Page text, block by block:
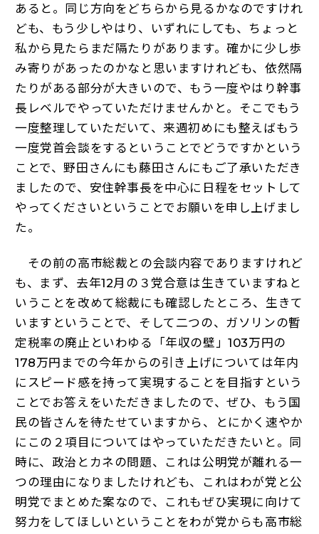
あると。同じ方向をどちらから見るかなのですけれ
ども、もう少しやはり、いずれにしても、ちょっと
私から見たらまだ隔たりがあります。確かに少し歩
み寄りがあったのかなと思いますけれども、依然隔
たりがある部分が大きいので、もう一度やはり幹事
長レベルでやっていただけませんかと。そこでもう
一度整理していただいて、来週初めにも整えばもう
一度党首会談をするということでどうですかという
ことで、野田さんにも藤田さんにもご了承いただき
ましたので、安住幹事長を中心に日程をセットして
やってくださいということでお願いを申し上げまし
た。
その前の高市総裁との会談内容でありますけれど
も、まず、去年12月の３党合意は生きていますねと
いうことを改めて総裁にも確認したところ、生きて
いますということで、そして二つの、ガソリンの暫
定税率の廃止といわゆる「年収の壁」103万円の
178万円までの今年からの引き上げについては年内
にスピード感を持って実現することを目指すという
ことでお答えをいただきましたので、ぜひ、もう国
民の皆さんを待たせていますから、とにかく速やか
にこの２項目についてはやっていただきたいと。同
時に、政治とカネの問題、これは公明党が離れる一
つの理由になりましたけれども、これはわが党と公
明党でまとめた案なので、これもぜひ実現に向けて
努力をしてほしいということをわが党からも高市総